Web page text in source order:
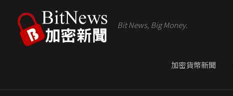
Bit News, Big Money.
加密貨幣新聞